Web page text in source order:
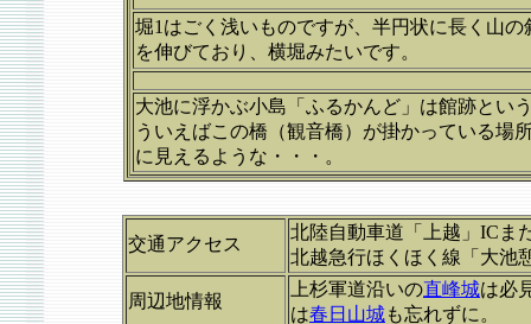
堀1はごく浅いものですが、半円状に長く山の
を伸びており、横堀みたいです。
大池に浮かぶ小島「ふるかんど」は館跡とい
ういえばこの橋（観音橋）が掛かっている場
に見えるような・・・。
交通アクセス
北陸自動車道「上越」ICま
北越急行ほくほく線「大池
周辺地情報
上杉軍道沿いの直峰城は必
は春日山城も忘れずに。